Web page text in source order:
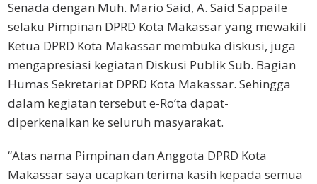
Senada dengan Muh. Mario Said, A. Said Sappaile
selaku Pimpinan DPRD Kota Makassar yang mewakili
Ketua DPRD Kota Makassar membuka diskusi, juga
mengapresiasi kegiatan Diskusi Publik Sub. Bagian
Humas Sekretariat DPRD Kota Makassar. Sehingga
dalam kegiatan tersebut e-Ro’ta dapat-
diperkenalkan ke seluruh masyarakat.
“Atas nama Pimpinan dan Anggota DPRD Kota
Makassar saya ucapkan terima kasih kepada semua